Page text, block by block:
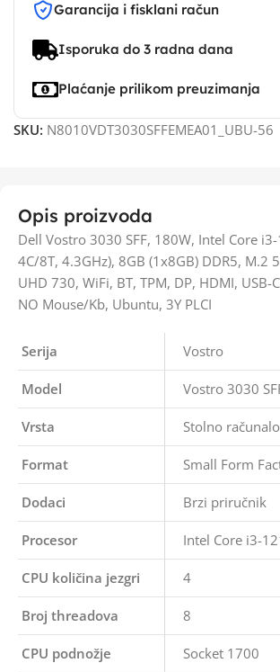
Garancija i fisklani račun
Isporuka do 3 radna dana
Plaćanje prilikom preuzimanja
SKU: N8010VDT3030SFFEMEA01_UBU-56
Opis proizvoda
Dell Vostro 3030 SFF, 180W, Intel Core
4C/8T, 4.3GHz), 8GB (1x8GB) DDR5, M.2
UHD 730, WiFi, BT, TPM, DP, HDMI, USB-
NO Mouse/Kb, Ubuntu, 3Y PLCI
Serija Vostro
Model Vostro 3030
Vrsta Stolno računalo
Format Small Form
Dodaci Brzi priručnik
Procesor Intel Core i3-
CPU količina jezgri 4
Broj threadova 8
CPU podnožje Socket 1700